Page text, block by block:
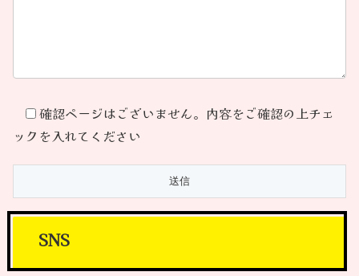
確認ページはございません。内容をご確認の上チェ
ックを入れてください
SNS